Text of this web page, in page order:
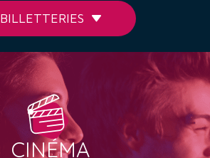
BILLETTERIES
CINÉMA